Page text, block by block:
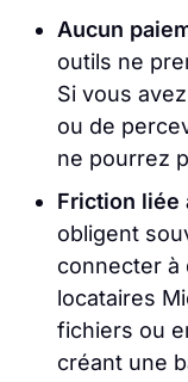
Aucun
outils ne
Si vous
ou de
ne pourrez
Friction liée
obligent
connecter à
locataires
fichiers ou
créant une